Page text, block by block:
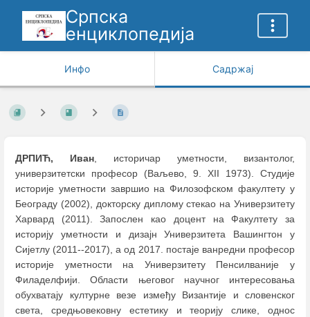
Српска
енциклопедија
Инфо Садржај
ДРПИЋ, Иван, историчар уметности, византолог,
универзитетски професор (Ваљево, 9. XII 1973). Студије
историје уметности завршио на Филозофском факултету у
Београду (2002), докторску диплому стекао на Универзитету
Харвард (2011). Запослен као доцент на Факултету за
историју уметности и дизајн Универзитета Вашингтон у
Сијетлу (2011--2017), а од 2017. постаје ванредни професор
историје уметности на Универзитету Пенсилваније у
Филаделфији. Области његовог научног интересовања
обухватају културне везе између Византије и словенског
света, средњовековну естетику и теорију слике, однос